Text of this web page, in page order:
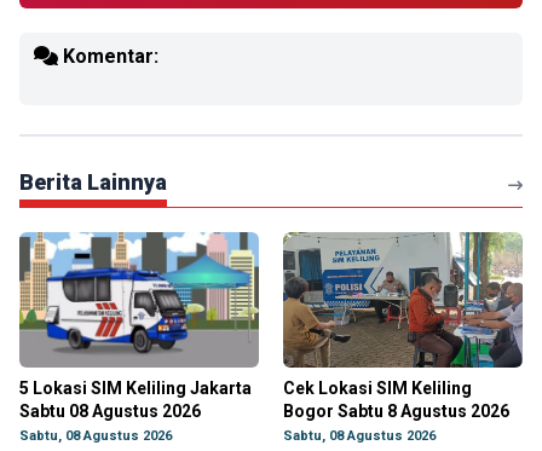
Komentar:
Berita Lainnya
5 Lokasi SIM Keliling Jakarta
Sabtu 08 Agustus 2026
Sabtu, 08 Agustus 2026
Cek Lokasi SIM Keliling
Bogor Sabtu 8 Agustus 2026
Sabtu, 08 Agustus 2026